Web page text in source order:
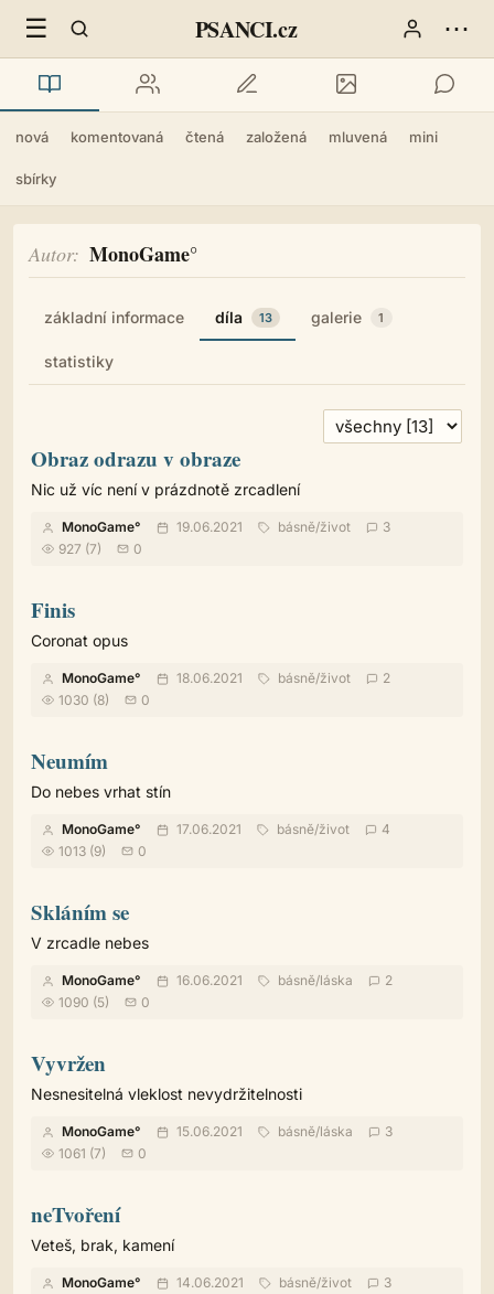
☰ PSANCI.cz ⋯
nová komentovaná čtená založená mluvená mini
sbírky
Autor MonoGame°
základní informace díla 13 galerie 1
statistiky
Obraz odrazu v obraze
Nic už víc není v prázdnotě zrcadlení
MonoGame° 19.06.2021 básně/život
3
927 (7)
0
Finis
Coronat opus
MonoGame° 18.06.2021 básně/život
2
1030 (8)
0
Neumím
Do nebes vrhat stín
MonoGame° 17.06.2021 básně/život
4
1013 (9)
0
Skláním se
V zrcadle nebes
MonoGame° 16.06.2021 básně/láska
2
1090 (5)
0
Vyvržen
Nesnesitelná vleklost nevydržitelnosti
MonoGame° 15.06.2021 básně/láska
3
1061 (7)
0
neTvoření
Veteš, brak, kamení
MonoGame° 14.06.2021 básně/život
3